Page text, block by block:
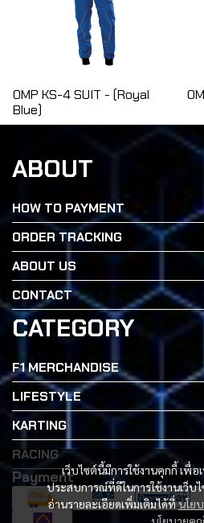
OMP KS-4 SUIT - (Royal
Blue)
เว็บไซต์นี้มีการใช้งานคุกกี้ เพื่
ประสบการณ์ที่ดีในการใช้งานเว็บ
อ่านรายละเอียดเพิ่มเติมได้ที่นโย
ABOUT
HOW TO PAYMENT
ORDER TRACKING
ABOUT US
CONTACT
CATEGORY
F1 MERCHANDISE
LIFESTYLE
KARTING
RACING
Payment